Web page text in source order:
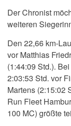
Der Chronist
weiteren
Den 22,66 km-
vor Matthias
(1:44:09 Std.).
2:03:53 Std. vor
Martens (2:15:02
Run Fleet
100 MC) größte